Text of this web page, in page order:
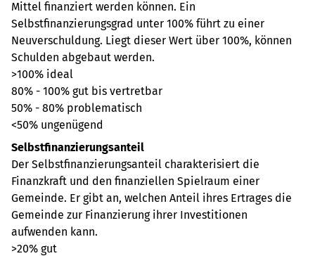
Mittel finanziert werden können. Ein
Selbstfinanzierungsgrad unter 100% führt zu einer
Neuverschuldung. Liegt dieser Wert über 100%, können
Schulden abgebaut werden.
>100% ideal
80% - 100% gut bis vertretbar
50% - 80% problematisch
<50% ungenügend
Selbstfinanzierungsanteil
Der Selbstfinanzierungsanteil charakterisiert die
Finanzkraft und den finanziellen Spielraum einer
Gemeinde. Er gibt an, welchen Anteil ihres Ertrages die
Gemeinde zur Finanzierung ihrer Investitionen
aufwenden kann.
>20% gut